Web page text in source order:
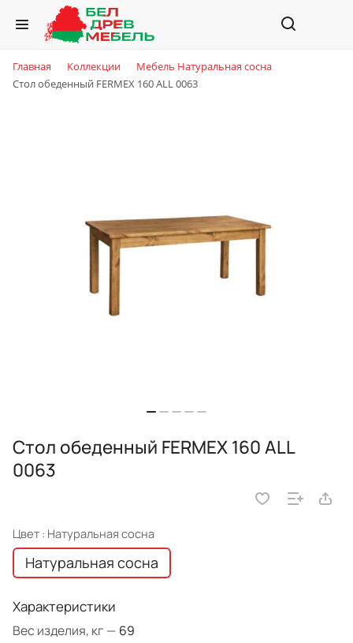
Главная Коллекции
Мебель Натуральная сосна
Стол обеденный FERMEX 160 ALL 0063
Стол обеденный FERMEX 160 ALL
0063
Цвет : Натуральная сосна
Натуральная сосна
Характеристики
Вес изделия, кг — 69